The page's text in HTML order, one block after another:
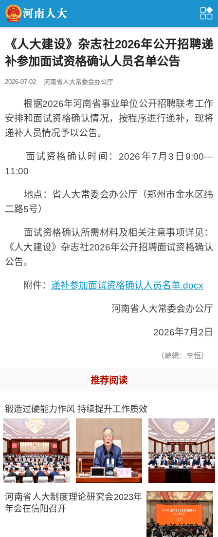
《人大建设》杂志社2026年公开招聘递
补参加面试资格确认人员名单公告
2026-07-02 河南省人大常委会办公厅
根据2026年河南省事业单位公开招聘联考工作
安排和面试资格确认情况，按程序进行递补，现将
递补人员情况予以公告。
面试资格确认时间：2026年7月3日9:00—
11:00
地点：省人大常委会办公厅（郑州市金水区纬
二路5号）
面试资格确认所需材料及相关注意事项详见：
《人大建设》杂志社2026年公开招聘面试资格确认
公告。
附件： 递补参加面试资格确认人员名单.docx
河南省人大常委会办公厅
2026年7月2日
（编辑：李恒）
推荐阅读
锻造过硬能力作风 持续提升工作质效
河南省人大制度理论研究会2023年
年会在信阳召开